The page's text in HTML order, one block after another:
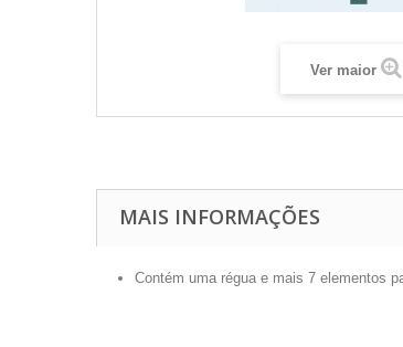
Ver maior
MAIS INFORMAÇÕES
Contém uma régua e mais 7 elementos